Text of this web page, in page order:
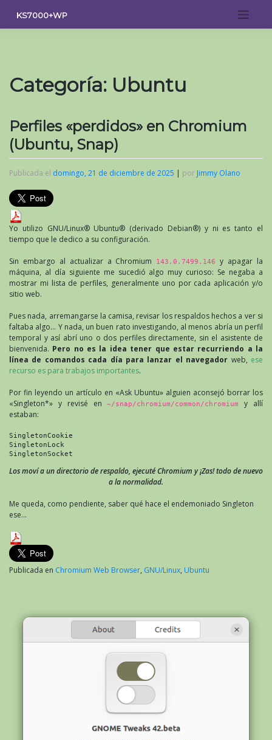
contenido
KS7000+WP
Categoría: Ubuntu
Perfiles «perdidos» en Chromium
(Ubuntu, Snap)
Publicada el domingo, 21 de diciembre de 2025 | por Jimmy Olano
Yo utilizo GNU/Linux® Ubuntu® (derivado Debian®) y ni es tanto el
tiempo que le dedico a su configuración.
Sin embargo al actualizar a Chromium 143.0.7499.146
y apagar la
máquina, al día siguiente me sucedió algo muy curioso: Se negaba a
mostrar mi lista de perfiles, generalmente uno por cada aplicación y/o
sitio web.
Pues nada, arremangarse la camisa, revisar los respaldos hechos a ver si
faltaba algo… Y nada, un buen rato investigando, al menos abría un perfil
temporal y así abrí uno o dos perfiles directamente, sin el asistente de
bienvenida. Pero no es la idea tener que estar recurriendo a la
línea de comandos cada día para lanzar el navegador web, ese
recurso es para trabajos importantes.
Por fin leyendo un artículo en «Ask Ubuntu» alguien aconsejó borrar los
«Singleton*» y revisé en~/snap/chromium/common/chromium
y allí
estaban:
SingletonCookie
SingletonLock
SingletonSocket
Los moví a un directorio de respaldo, ejecuté Chromium y ¡Zas! todo de nuevo
a la normalidad.
Me queda, como pendiente, saber qué hace el endemoniado Singleton
ese…
Publicada en Chromium Web Browser, GNU/Linux, Ubuntu